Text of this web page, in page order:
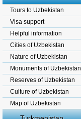
Tours to Uzbekistan
Visa support
Helpful information
Cities of Uzbekistan
Nature of Uzbekistan
Monuments of Uzbekistan
Reserves of Uzbekistan
Culture of Uzbekistan
Map of Uzbekistan